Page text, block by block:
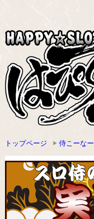
トップページ 侍こーなー